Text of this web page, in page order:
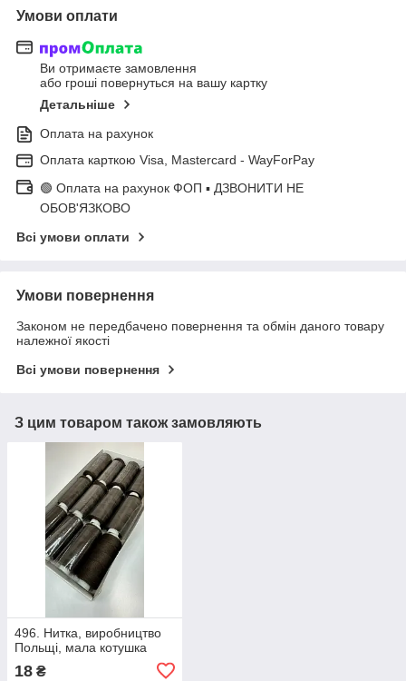
Умови оплати
Ви отримаєте замовлення
або гроші повернуться на вашу картку
Детальніше
Оплата на рахунок
Оплата карткою Visa, Mastercard - WayForPay
🟢 Оплата на рахунок ФОП ▪ ДЗВОНИТИ НЕ
ОБОВ'ЯЗКОВО
Всі умови оплати
Умови повернення
Законом не передбачено повернення та обмін даного товару
належної якості
Всі умови повернення
З цим товаром також замовляють
496. Нитка, виробництво
Польщі, мала котушка
18 ₴